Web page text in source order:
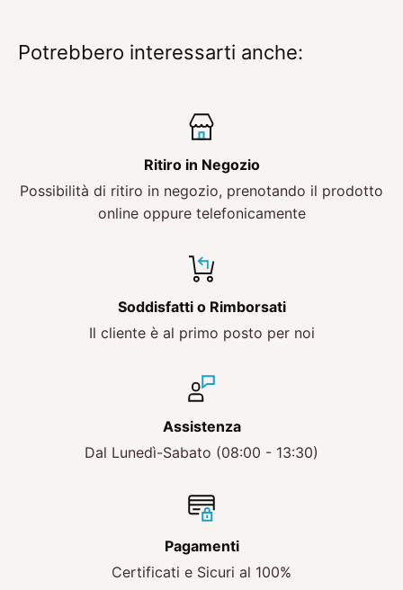
Potrebbero interessarti anche:
Ritiro in Negozio
Possibilità di ritiro in negozio, prenotando il prodotto
online oppure telefonicamente
Soddisfatti o Rimborsati
Il cliente è al primo posto per noi
Assistenza
Dal Lunedì-Sabato (08:00 - 13:30)
Pagamenti
Certificati e Sicuri al 100%